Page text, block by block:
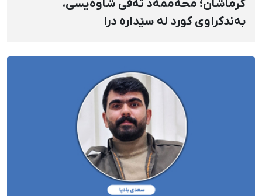
کرماشان؛ محەممەد تەقی شاوەیسی،
بەندکراوی کورد لە سێدارە درا